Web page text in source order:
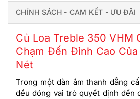
CHÍNH SÁCH - CAM KẾT - ƯU ĐÃI
Củ Loa Treble 350 VHM
Chạm Đến Đỉnh Cao
Nét
Trong một dàn âm thanh đẳng
đều đóng vai trò quyết định đến